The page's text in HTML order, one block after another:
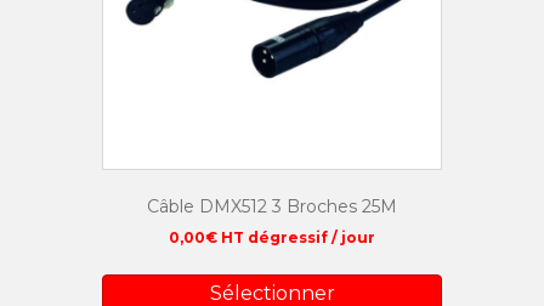
Câble DMX512 3 Broches 25M
0,00€ HT dégressif / jour
Sélectionner